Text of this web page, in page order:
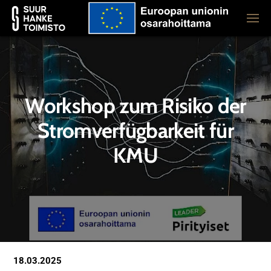
Workshop zum Risiko der
Stromverfügbarkeit für
KMU
18.03.2025